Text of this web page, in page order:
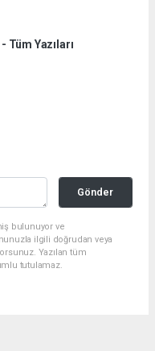
Tüm Yazıları
Gönder
bulunuyor ve
ilgili doğrudan veya
Yazılan tüm
tutulamaz.